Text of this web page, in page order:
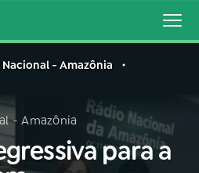
Nacional - Amazônia
- Amazônia
para a